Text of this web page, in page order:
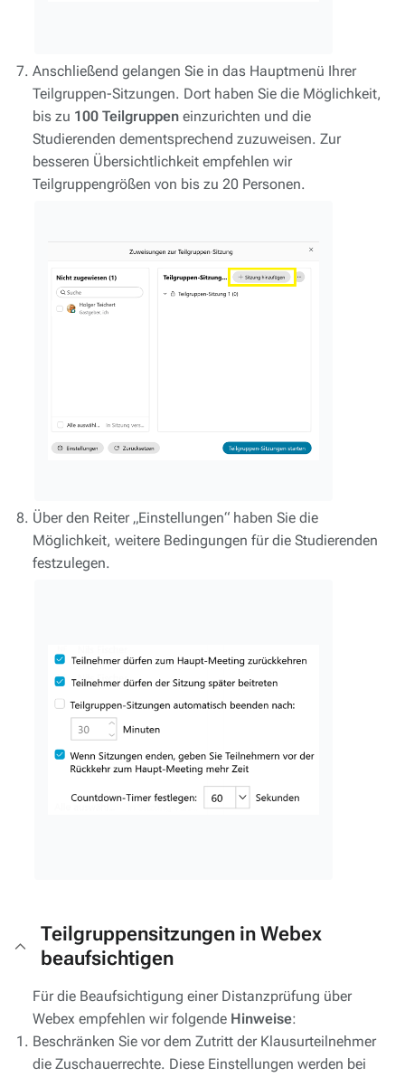
Anschließend gelangen Sie in das Hauptmenü Ihrer
Teilgruppen-Sitzungen. Dort haben Sie die Möglichkeit,
bis zu 100 Teilgruppen einzurichten und die
Studierenden dementsprechend zuzuweisen. Zur
besseren Übersichtlichkeit empfehlen wir
Teilgruppengrößen von bis zu 20 Personen.
Über den Reiter „Einstellungen“ haben Sie die
Möglichkeit, weitere Bedingungen für die Studierenden
festzulegen.
Teilgruppensitzungen in Webex
beaufsichtigen
Für die Beaufsichtigung einer Distanzprüfung über
Webex empfehlen wir folgende Hinweise:
Beschränken Sie vor dem Zutritt der Klausurteilnehmer
die Zuschauerrechte. Diese Einstellungen werden bei